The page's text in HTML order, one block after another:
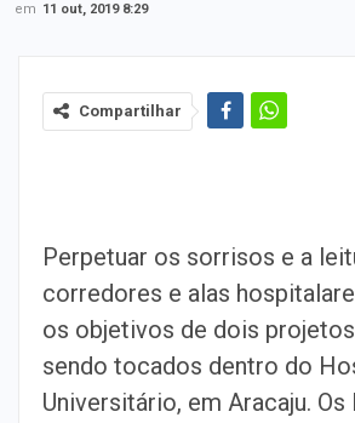
em 11 out, 2019 8:29
Compartilhar
Perpetuar os sorrisos e a
corredores e alas
os objetivos de dois
sendo tocados dentro do
Universitário, em Aracaju. Os